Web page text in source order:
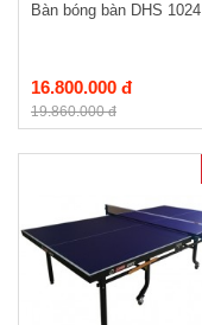
Bàn bóng bàn DHS 1024
16.800.000 đ
19.860.000 đ